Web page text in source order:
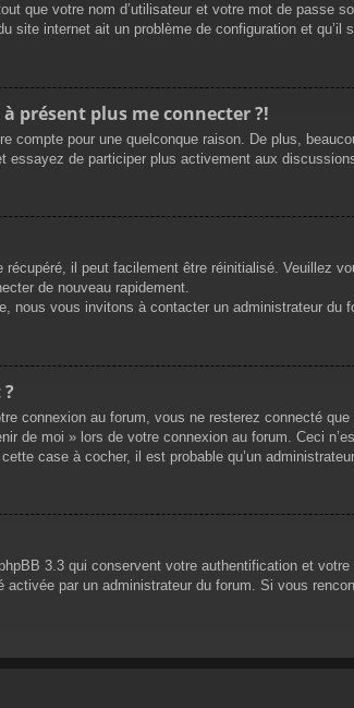
que votre nom d’utilisateur et votre mot de
site internet ait un problème de configuration et qu’il
présent plus me connecter ?!
compte pour une quelconque raison. De plus,
de participer plus activement aux
il peut facilement être réinitialisé. Veuillez
de nouveau rapidement.
nous vous invitons à contacter un administrateur du
connexion au forum, vous ne resterez connecté
de moi » lors de votre connexion au forum. Ceci
case à cocher, il est probable qu’un
3.3 qui conservent votre authentification et
par un administrateur du forum. Si vous